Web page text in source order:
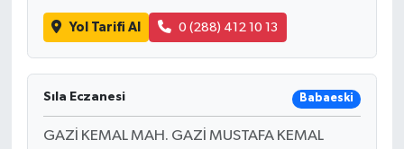
Yol Tarifi Al 0 (288) 412 10 13
Sıla Eczanesi Babaeski
GAZİ KEMAL MAH. GAZİ MUSTAFA KEMAL